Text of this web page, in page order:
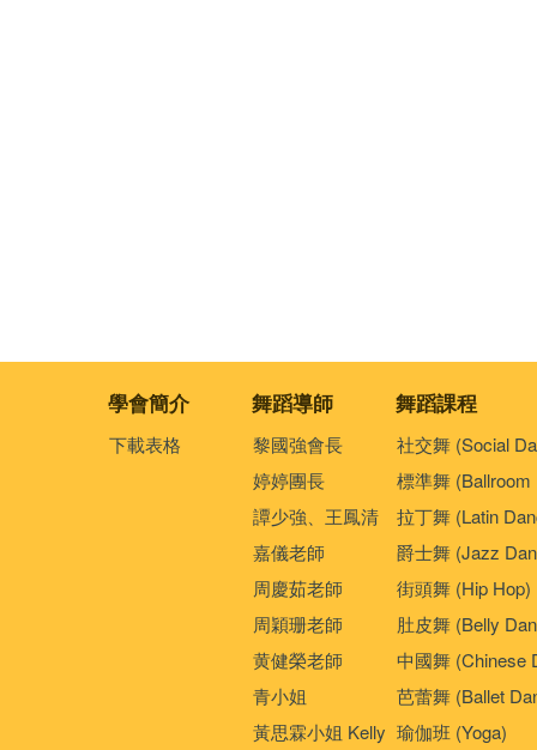
學會簡介 舞蹈導師 舞蹈課程
下載表格
黎國強會長
婷婷團長
譚少強、王鳳清
嘉儀老師
周慶茹老師
周穎珊老師
黄健榮老師
青小姐
黃思霖小姐 Kelly
社交舞 (Social
標準舞 (Ballroom
拉丁舞 (Latin
爵士舞 (Jazz
街頭舞 (Hip Hop)
肚皮舞 (Belly
中國舞 (Chinese
芭蕾舞 (Ballet
瑜伽班 (Yoga)